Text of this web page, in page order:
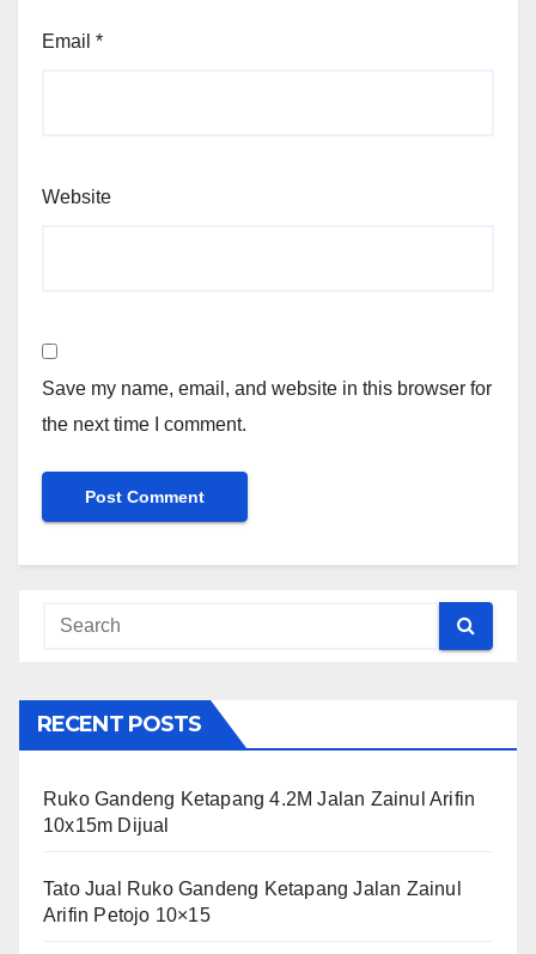
Email *
Website
Save my name, email, and website in this browser for
the next time I comment.
RECENT POSTS
Ruko Gandeng Ketapang 4.2M Jalan Zainul Arifin
10x15m Dijual
Tato Jual Ruko Gandeng Ketapang Jalan Zainul
Arifin Petojo 10×15